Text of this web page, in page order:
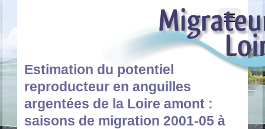
Estimation du potentiel
reproducteur en anguilles
argentées de la Loire amont :
saisons de migration 2001-05 à